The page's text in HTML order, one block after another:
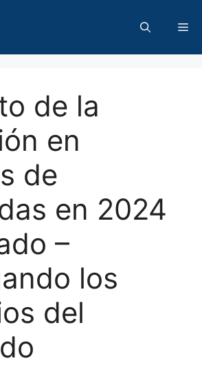
de la
en
de
en 2024
–
los
del